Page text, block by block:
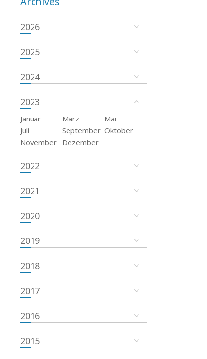
2026
2025
2024
2023
Januar März
Mai
Juli
September Oktober
November
Dezember
2022
2021
2020
2019
2018
2017
2016
2015